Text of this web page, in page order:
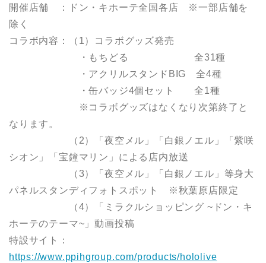
開催店舗 ：ドン・キホーテ全国各店 ※一部店舗を
除く
コラボ内容：（1）コラボグッズ発売
・もちどる 全31種
・アクリルスタンドBIG 全4種
・缶バッジ4個セット 全1種
※コラボグッズはなくなり次第終了と
なります。
（2）「夜空メル」「白銀ノエル」「紫咲
シオン」「宝鐘マリン」による店内放送
（3）「夜空メル」「白銀ノエル」等身大
パネルスタンディフォトスポット ※秋葉原店限定
（4）「ミラクルショッピング ~ドン・キ
ホーテのテーマ~」動画投稿
特設サイト：
https://www.ppihgroup.com/products/hololive